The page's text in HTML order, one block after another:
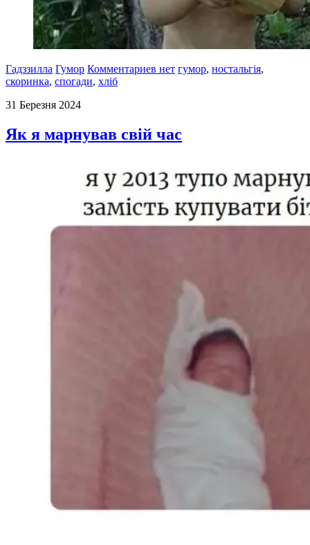
Гадззилла Гумор Комментариев нет гумор, ностальгія,
скоринка, спогади, хліб
31 Березня 2024
Як я марнував свій час